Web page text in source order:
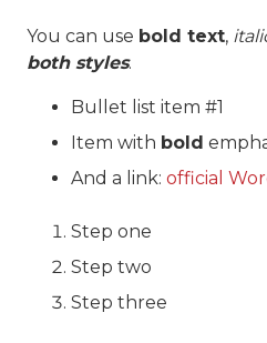
You can use bold text,
both styles.
Bullet list item #1
Item with bold
And a link: official
Step one
Step two
Step three